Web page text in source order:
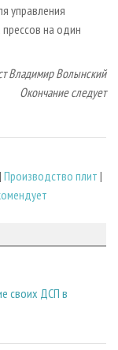
управления
на один
Владимир Волынский
Окончание следует
| Производство плит |
своих ДСП в